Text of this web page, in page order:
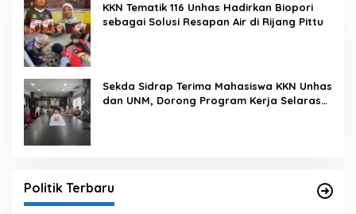
KKN Tematik 116 Unhas Hadirkan Biopori
sebagai Solusi Resapan Air di Rijang Pittu
Sekda Sidrap Terima Mahasiswa KKN Unhas
dan UNM, Dorong Program Kerja Selaras
Politik Terbaru